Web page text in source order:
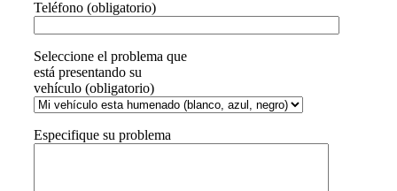
Teléfono (obligatorio)
Seleccione el problema que
está presentando su
vehículo (obligatorio)
Especifique su problema